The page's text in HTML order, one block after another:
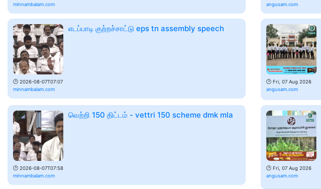
minnambalam.com
angusam.com
🕑 2026-08-07T07:07
minnambalam.com
எடப்பாடி குற்றச்சாட்டு eps tn assembly speech
🕑 Fri, 07 Aug 2026
angusam.com
🕑 2026-08-07T07:58
minnambalam.com
வெற்றி 150 திட்டம் - vettri 150 scheme dmk mla
🕑 Fri, 07 Aug 2026
angusam.com